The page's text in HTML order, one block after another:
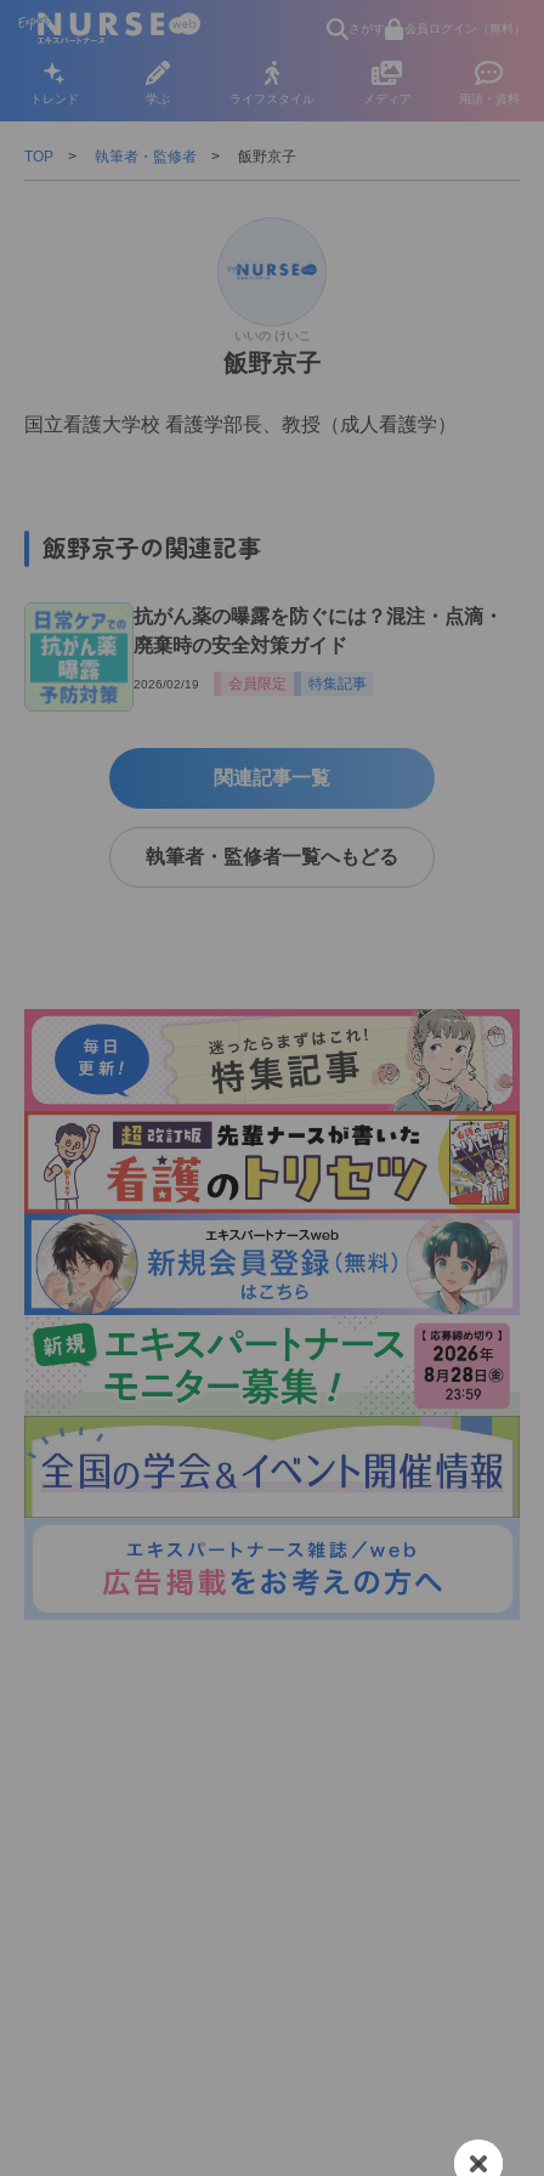
さがす 会員ログイン（無料）
トレンド 学ぶ ライフスタイル メディア 用語・資料
TOP 執筆者・監修者 飯野京子
いいの けいこ
飯野京子
国立看護大学校 看護学部長、教授（成人看護学）
飯野京子の関連記事
抗がん薬の曝露を防ぐには？混注・点滴・
廃棄時の安全対策ガイド
2026/02/19 会員限定 特集記事
関連記事一覧
執筆者・監修者一覧へもどる